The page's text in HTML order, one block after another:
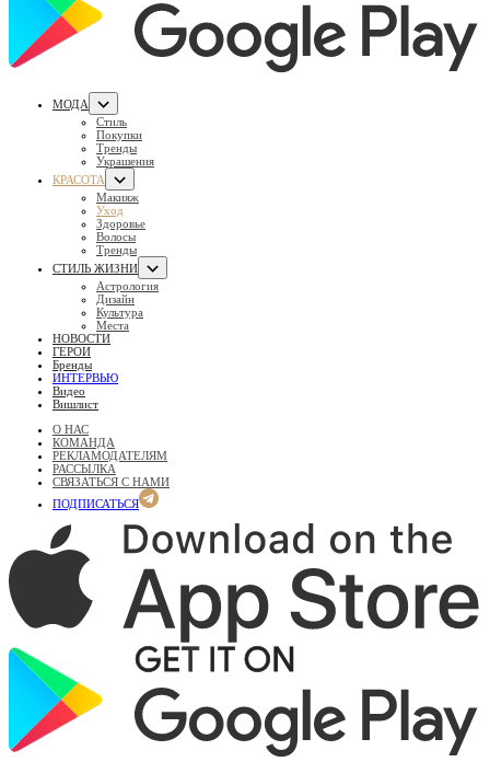
МОДА
Стиль
Покупки
Тренды
Украшения
КРАСОТА
Макияж
Уход
Здоровье
Волосы
Тренды
СТИЛЬ ЖИЗНИ
Астрология
Дизайн
Культура
Места
НОВОСТИ
ГЕРОИ
Бренды
ИНТЕРВЬЮ
Видео
Вишлист
О НАС
КОМАНДА
РЕКЛАМОДАТЕЛЯМ
РАССЫЛКА
СВЯЗАТЬСЯ С НАМИ
ПОДПИСАТЬСЯ